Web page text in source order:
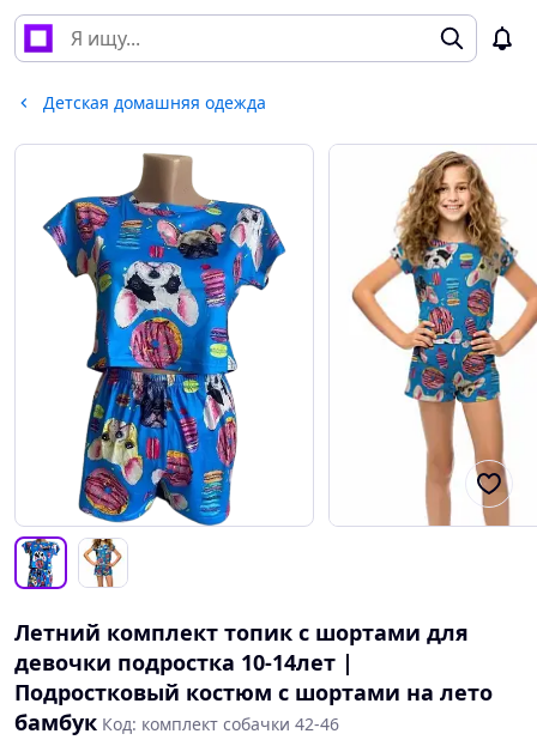
Детская домашняя одежда
Летний комплект топик с шортами для
девочки подростка 10-14лет |
Подростковый костюм с шортами на лето
бамбук Код: комплект собачки 42-46